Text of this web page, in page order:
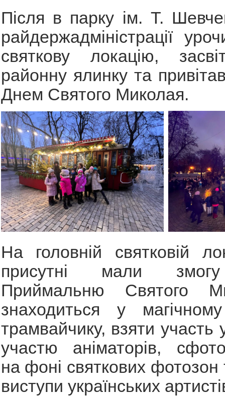
Після в парку ім. Т.
райдержадміністрації
святкову локацію,
районну ялинку та
Днем Святого Миколая.
На головній святковій
присутні мали змогу
Приймальню Святого
знаходиться у
трамвайчику, взяти участь
участю аніматорів,
на фоні святкових фотозон
виступи українських